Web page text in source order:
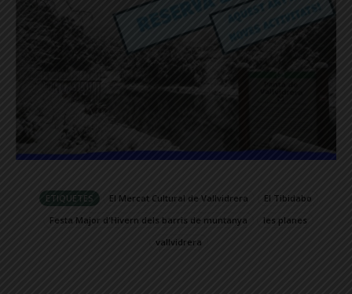
ETIQUETES El Mercat Cultural de Vallvidrera
El Tibidabo
Festa Major d'Hivern dels barris de muntanya
les planes
vallvidrera